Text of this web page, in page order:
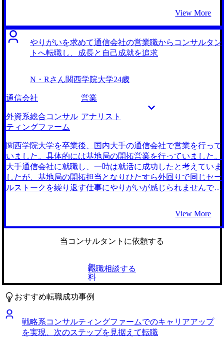
すことができました。自信のない部分を克服するためのサポ
ートがとても助かりました。面接のたびにうまく話せるよう
になっているのを感じることができ、成長を実感できまし
た。 落選が続いた際には若干メンタルが不安定になり、現
職残留を決めかけるなど、ご迷惑をおかけしてしまったこと
600万円になりました。2年目以降、年収が上がる可能性は高
ITコンサルタントとして経験を積み、早く自分のスキルに自
信を持てるようにしたいと考えています。今回の転職では叶
わなかったものの、野心的な目標としてBig4への転職を目指
しています。まずは目の前の業務に全力で向き合いながら
も、またどこかのタイミングで松代さんに支援していただき
たいです。
年収を目指すならコンサルタントだと思い、最初からコンサ
ルティングファームへの転職を意識していました。自分の周
りでもSE出身のコンサルタントの方は多かったので、転職
活動するならコンサルタント以外の選択肢はないと考えてい
最重要視していた部分を最も具体的にプランニングしていた
だけたのがMyVisionさんだったからです。 おかげで自分も
今何をすべきか明確になり、転職活動に対して前向きになれ
ました。MyVisionさんであれば自分の希望通りの職までの道
筋を最後までサポートしてくれるだろうと思い、最終的に選
う職業に関して漠然としたイメージしか持っていませんでし
た。そこでコンサルティングファームについて、そもそも提
示給与がどのように決まっているのか、どのような上り幅な
のか、など業界の裏側の話も含め詳しく教えていただけたの
で非常に納得感がありました。 また自分の求める給料に到
小さいと思っています。入念に準備をすることができたの
は、MyVisionのエージェントさんのおかげだと思っていま
す。 今回オファーをいただいたサイバーセキュリティは、
領域には採用ニーズが高く、今後も市場が伸びていくという
ことを知りました。給与面だけでなく興味深い領域だと感
じ、良いマッチングを果たせたと思っています。 転職活動
の際、給与を重視しすぎていました。最初は建前を使い分け
られずに、面接で自分の条件面へのこだわりが強く出すぎて
しまい、落選することもありました。コンサルタントとして
は、自身の希望を伝える際も、相手の意図や文脈に合わせた
View More
やりがいを求めて通信会社の営業職からコンサルタン
トへ転職し、成長と自己成就を追求
N・Rさん関西学院大学24歳
通信会社 営業
外資系総合コンサル
ティングファーム
アナリスト
関西学院大学を卒業後、国内大手の通信会社で営業を行って
いました。具体的には基地局の開拓営業を行っていました。
大手通信会社に就職し、一時は就活に成功したと考えていま
したが、基地局の開拓担当となりひたすら外回りで同じセー
ルストークを繰り返す仕事にやりがいが感じられませんでし
たいと思ったことが転職のきっかけです。 コンサルティン
グファームに就職した就活同期と話す度に、今の自分とのス
キルや仕事の充実度の差を感じ、自分もコンサルタントとし
当していただいた松代さんがとても頼りがいのある方だった
からです。初回面談の際に、大手ファームの第二新卒転職支
援経験が非常に豊富な方であると感じた上、選考上のポイン
トや私の経歴のアピールポイントについてわかりやすく教え
てくださったので、この方にお任せしたいと思いました。
期待通り、職務経歴書の添削から実際の面接対策まで非常に
丁寧にご支援いただけました。また、少々心配性な性格なの
で転職活動中はちょっとしたことでもLINEで質問してしま
View More
当コンサルタントに依頼する
無
料
転職相談する
おすすめ転職成功事例
戦略系コンサルティングファームでのキャリアアップ
を実現、次のステップを見据えて転職